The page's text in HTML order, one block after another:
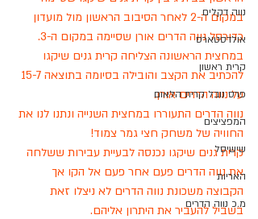
נווה דקלים
אולדסטארס
קרית ראשון
פרס נובל קרית הלאום
המפציצים
שישיסל
האריות
מ.כ נווה הדרים
במקום ה-2 לאחר הסיבוב הראשון מול מועדון
כדורסל נווה הדרים אורן שסיימה במקום ה-3.
במחצית הראשונה הצליחה קרית גנים שיקגו
על נווה הדרים אורן.
נווה הדרים התעוררו במחצית השנייה ונתנו לנו את
החוויה של משחק חצי גמר צמוד!
קרית גנים שיקגו נכנסה לבעיית עבירות ששלחה
את נווה הדרים פעם אחר פעם אל הקו אך
הקבוצה משכונת נווה הדרים לא ניצלו זאת
בשביל להעביר את היתרון אליהם.